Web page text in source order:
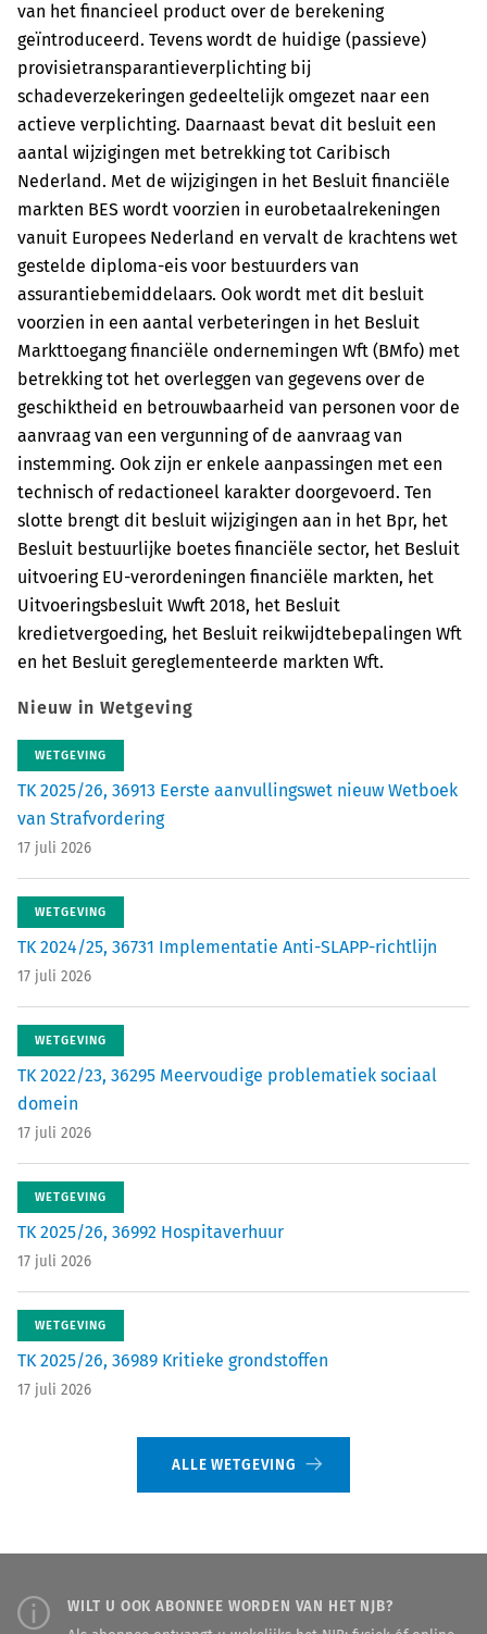
van het financieel product over de berekening
geïntroduceerd. Tevens wordt de huidige (passieve)
provisie­transparantie­verplichting bij
schadeverzekeringen gedeeltelijk omgezet naar een
actieve verplichting. Daarnaast bevat dit besluit een
aantal wijzigingen met betrekking tot Caribisch
Nederland. Met de wijzigingen in het Besluit financiële
markten BES wordt voorzien in eurobetaalrekeningen
vanuit Europees Nederland en vervalt de krachtens wet
gestelde diploma-eis voor bestuurders van
assurantiebemiddelaars. Ook wordt met dit besluit
voorzien in een aantal verbeteringen in het Besluit
Markttoegang financiële ondernemingen Wft (BMfo) met
betrekking tot het overleggen van gegevens over de
geschiktheid en betrouwbaarheid van personen voor de
aanvraag van een vergunning of de aanvraag van
instemming. Ook zijn er enkele aanpassingen met een
technisch of redactioneel karakter doorgevoerd. Ten
slotte brengt dit besluit wijzigingen aan in het Bpr, het
Besluit bestuurlijke boetes financiële sector, het Besluit
uitvoering EU-verordeningen financiële markten, het
Uitvoeringsbesluit Wwft 2018, het Besluit
kredietvergoeding, het Besluit reikwijdtebepalingen Wft
en het Besluit gereglementeerde markten Wft.
Nieuw in Wetgeving
WETGEVING
TK 2025/26, 36913 Eerste aanvullingswet nieuw Wetboek
van Strafvordering
17 juli 2026
WETGEVING
TK 2024/25, 36731 Implementatie Anti-SLAPP-richtlijn
17 juli 2026
WETGEVING
TK 2022/23, 36295 Meervoudige problematiek sociaal
domein
17 juli 2026
WETGEVING
TK 2025/26, 36992 Hospitaverhuur
17 juli 2026
WETGEVING
TK 2025/26, 36989 Kritieke grondstoffen
17 juli 2026
ALLE WETGEVING
WILT U OOK ABONNEE WORDEN VAN HET NJB?